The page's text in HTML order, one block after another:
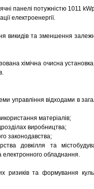
панелі потужністю 1011
електроенергії.
викидів та зменшення
хімічна очисна
управління відходами в
матеріалів;
виробництва;
законодавства;
довкілля та
електронного обладнання.
ризиків та формування